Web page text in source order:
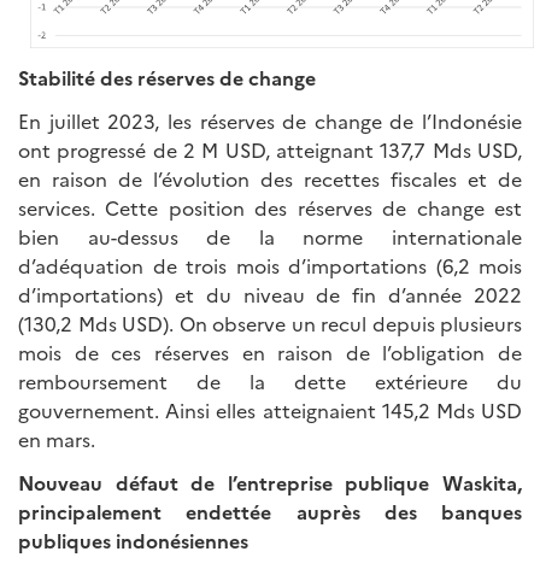
Stabilité des réserves de change
En juillet 2023, les réserves de change de l’Indonésie
ont progressé de 2 M USD, atteignant 137,7 Mds USD,
en raison de l’évolution des recettes fiscales et de
services. Cette position des réserves de change est
bien au-dessus de la norme internationale
d’adéquation de trois mois d’importations (6,2 mois
d’importations) et du niveau de fin d’année 2022
(130,2 Mds USD). On observe un recul depuis plusieurs
mois de ces réserves en raison de l’obligation de
remboursement de la dette extérieure du
gouvernement. Ainsi elles atteignaient 145,2 Mds USD
en mars.
Nouveau défaut de l’entreprise publique Waskita,
principalement endettée auprès des banques
publiques indonésiennes